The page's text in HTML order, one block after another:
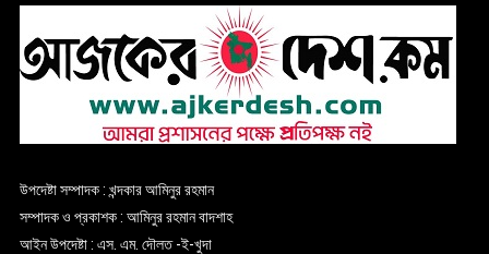
উপদেষ্টা সম্পাদক : খন্দকার আমিনুর রহমান
সম্পাদক ও প্রকাশক : আমিনুর রহমান বাদশাহ
আইন উপদেষ্টা : এস. এম. দৌলত -ই-খুদা